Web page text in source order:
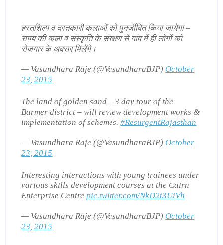
हस्तशिल्प व दस्तकारी कलाओं को पुनर्जीवित किया जायेगा –
राज्य की कला व संस्कृति के संरक्षण से गांव में ही लोगों को
रोजगार के अवसर मिलेंगे।
— Vasundhara Raje (@VasundharaBJP) October
23, 2015
The land of golden sand – 3 day tour of the
Barmer district – will review development works &
implementation of schemes.#ResurgentRajasthan
— Vasundhara Raje (@VasundharaBJP) October
23, 2015
Interesting interactions with young trainees under
various skills development courses at the Cairn
Enterprise Centrepic.twitter.com/NkD2t3UiVh
— Vasundhara Raje (@VasundharaBJP) October
23, 2015